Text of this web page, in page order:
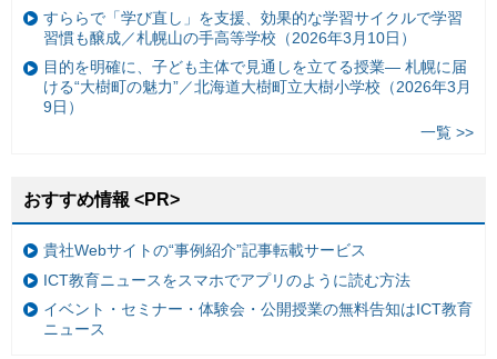
すららで「学び直し」を支援、効果的な学習サイクルで学習
習慣も醸成／札幌山の手高等学校（2026年3月10日）
目的を明確に、子ども主体で見通しを立てる授業— 札幌に届
ける“大樹町の魅力”／北海道大樹町立大樹小学校（2026年3月
9日）
一覧 >>
おすすめ情報 <PR>
貴社Webサイトの“事例紹介”記事転載サービス
ICT教育ニュースをスマホでアプリのように読む方法
イベント・セミナー・体験会・公開授業の無料告知はICT教育
ニュース